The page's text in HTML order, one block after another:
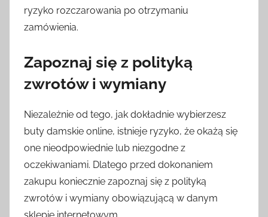
ryzyko rozczarowania po otrzymaniu
zamówienia.
Zapoznaj się z polityką
zwrotów i wymiany
Niezależnie od tego, jak dokładnie wybierzesz
buty damskie online, istnieje ryzyko, że okażą się
one nieodpowiednie lub niezgodne z
oczekiwaniami. Dlatego przed dokonaniem
zakupu koniecznie zapoznaj się z polityką
zwrotów i wymiany obowiązującą w danym
sklepie internetowym.